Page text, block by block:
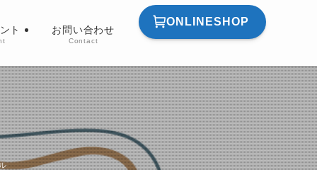
ト お問い合わせ
Contact
ONLINESHOP